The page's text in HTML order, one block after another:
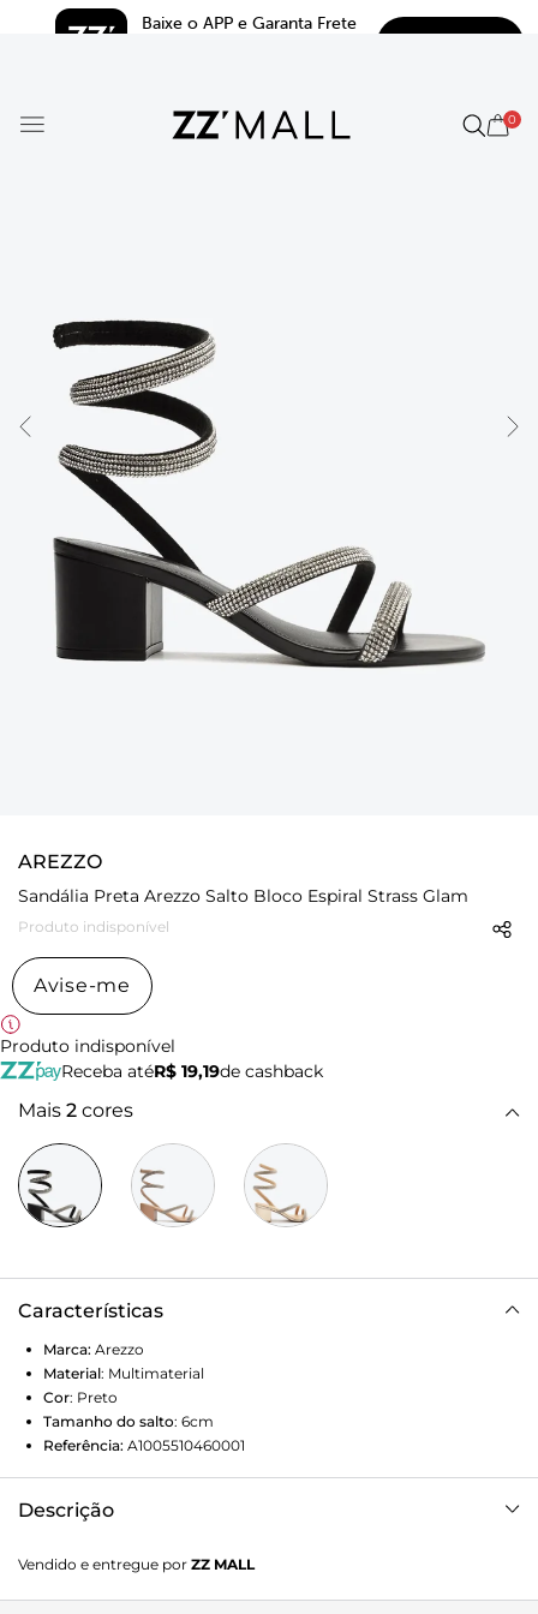
Baixe o APP e Garanta Frete
0
AREZZO
Sandália Preta Arezzo Salto Bloco Espiral Strass Glam
Produto indisponível
Avise-me
Produto indisponível
Receba atéR$ 19,19de cashback
Mais 2 cores
Características
Marca: Arezzo
Material: Multimaterial
Cor: Preto
Tamanho do salto: 6cm
Referência: A1005510460001
Descrição
redondo. Traz uma tira média sobre os dedos e outra no
peito do pé, na diagonal, ambas cobertas por strass. Possui
Vendido e entregue por ZZ MALL